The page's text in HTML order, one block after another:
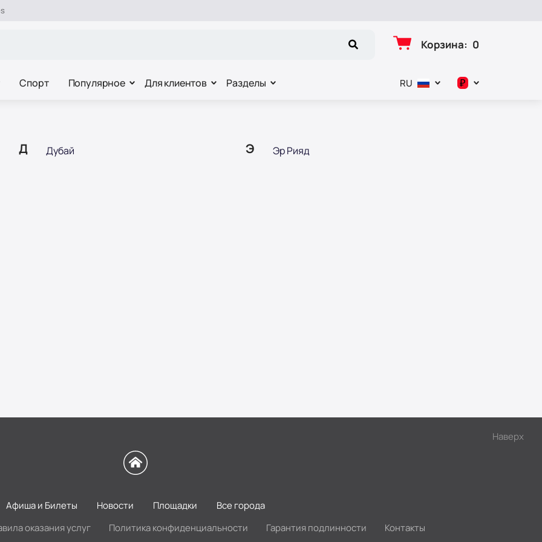
Корзина: 0
Спорт Популярное Для клиентов Разделы RU ₽
Д Дубай Э Эр Рияд
Наверх
Афиша и Билеты Новости Площадки
Все города
оказания услуг Политика конфиденциальности Гарантия подлинности Контакты